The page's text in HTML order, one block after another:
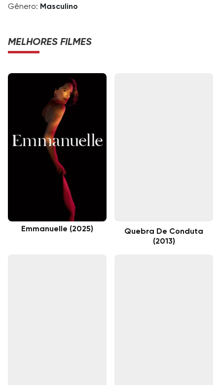
Gênero: Masculino
MELHORES FILMES
Emmanuelle (2025)
Quebra De Conduta
(2013)